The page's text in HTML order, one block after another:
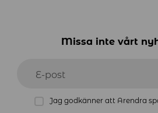
Missa inte vårt
E-post
Jag godkänner att Arendra